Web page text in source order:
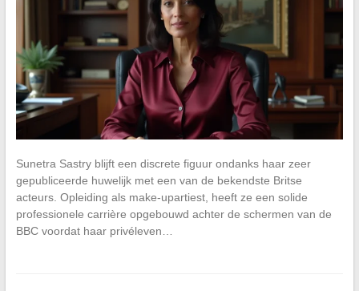
Sunetra Sastry blijft een discrete figuur ondanks haar zeer
gepubliceerde huwelijk met een van de bekendste Britse
acteurs. Opleiding als make-upartiest, heeft ze een solide
professionele carrière opgebouwd achter de schermen van de
BBC voordat haar privéleven…